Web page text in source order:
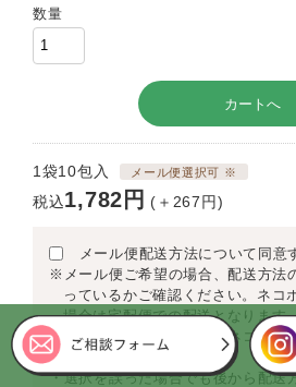
数量
1袋10包入 メール便選択可 ※
税込1,782円 (＋267円)
メール便配送方法について同意
※メール便ご希望の場合、配送方法
っているかご確認ください。ネコ
場合は宅配便での配送となります
・商品の注文数によってはネコポス
ざいます。
・選択を誤った場合でも後から配送